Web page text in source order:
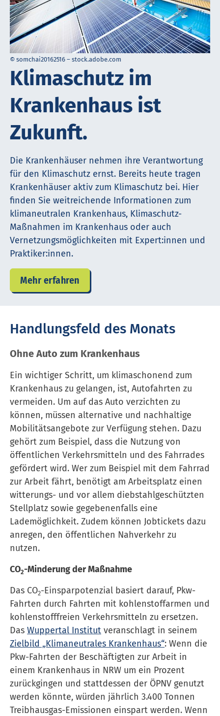
© somchai20162516 – stock.adobe.com
Kli­ma­schutz im
Krank­en­haus ist
Zukunft.
Die Krankenhäuser nehmen ihre Verantwortung
für den Kli­ma­schutz ernst. Bereits heute tragen
Krankenhäuser aktiv zum Kli­ma­schutz bei. Hier
finden Sie weitreichende Informationen zum
klimaneutralen Krank­en­haus, Kli­ma­schutz-
Maßnahmen im Krank­en­haus oder auch
Vernetzungsmöglichkeiten mit Expert:innen und
Praktiker:innen.
Mehr erfahren
Handlungsfeld des Monats
Ohne Auto zum Krank­en­haus
Ein wichtiger Schritt, um klimaschonend zum
Krank­en­haus zu gelangen, ist, Autofahrten zu
vermeiden. Um auf das Auto verzichten zu
können, müssen alternative und nachhaltige
Mobilitätsangebote zur Verfügung stehen. Dazu
gehört zum Beispiel, dass die Nutzung von
öffentlichen Verkehrsmitteln und des Fahrrades
gefördert wird. Wer zum Beispiel mit dem Fahrrad
zur Arbeit fährt, benötigt am Arbeitsplatz einen
witterungs- und vor allem diebstahlgeschützten
Stellplatz sowie gegebenenfalls eine
Lademöglichkeit. Zudem können Jobtickets dazu
anregen, den öffentlichen Nahverkehr zu
nutzen.
CO2-Minderung der Maßnahme
Das CO2-Einsparpotenzial basiert darauf, Pkw-
Fahrten durch Fahrten mit kohlenstoffarmen und
kohlenstofffreien Verkehrsmitteln zu ersetzen.
Das Wuppertal Institut veranschlagt in seinem
Zielbild „Kli­ma­neu­tra­les Krank­en­haus“: Wenn die
Pkw-Fahrten der Beschäftigten zur Arbeit in
einem Krank­en­haus in NRW um ein Prozent
zurückgingen und stattdessen der ÖPNV genutzt
werden könnte, würden jährlich 3.400 Tonnen
Treibhausgas-Emissionen einspart werden. Wenn